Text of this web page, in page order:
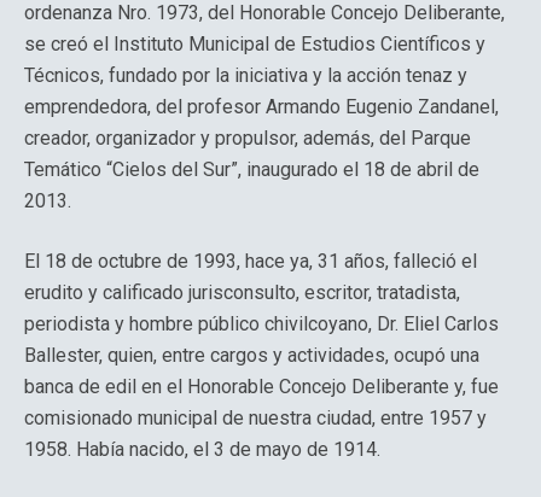
ordenanza Nro. 1973, del Honorable Concejo Deliberante,
se creó el Instituto Municipal de Estudios Científicos y
Técnicos, fundado por la iniciativa y la acción tenaz y
emprendedora, del profesor Armando Eugenio Zandanel,
creador, organizador y propulsor, además, del Parque
Temático “Cielos del Sur”, inaugurado el 18 de abril de
2013.
El 18 de octubre de 1993, hace ya, 31 años, falleció el
erudito y calificado jurisconsulto, escritor, tratadista,
periodista y hombre público chivilcoyano, Dr. Eliel Carlos
Ballester, quien, entre cargos y actividades, ocupó una
banca de edil en el Honorable Concejo Deliberante y, fue
comisionado municipal de nuestra ciudad, entre 1957 y
1958. Había nacido, el 3 de mayo de 1914.